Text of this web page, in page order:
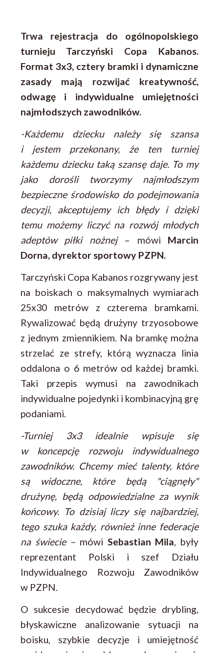
Trwa rejestracja do ogólnopolskiego
turnieju Tarczyński Copa Kabanos.
Format 3x3, cztery bramki i dynamiczne
zasady mają rozwijać kreatywność,
odwagę i indywidualne umiejętności
najmłodszych zawodników.
-Każdemu dziecku należy się szansa
i jestem przekonany, że ten turniej
każdemu dziecku taką szansę daje. To my
jako dorośli tworzymy najmłodszym
bezpieczne środowisko do podejmowania
decyzji, akceptujemy ich błędy i dzięki
temu możemy liczyć na rozwój młodych
adeptów piłki nożnej – mówi Marcin
Dorna, dyrektor sportowy PZPN.
Tarczyński Copa Kabanos rozgrywany jest
na boiskach o maksymalnych wymiarach
25x30 metrów z czterema bramkami.
Rywalizować będą drużyny trzyosobowe
z jednym zmiennikiem. Na bramkę można
strzelać ze strefy, którą wyznacza linia
oddalona o 6 metrów od każdej bramki.
Taki przepis wymusi na zawodnikach
indywidualne pojedynki i kombinacyjną grę
podaniami.
-Turniej 3x3 idealnie wpisuje się
w koncepcję rozwoju indywidualnego
zawodników. Chcemy mieć talenty, które
są widoczne, które będą "ciągnęły"
drużynę, będą odpowiedzialne za wynik
końcowy. To dzisiaj liczy się najbardziej,
tego szuka każdy, również inne federacje
na świecie – mówi Sebastian Mila, były
reprezentant Polski i szef Działu
Indywidualnego Rozwoju Zawodników
w PZPN.
O sukcesie decydować będzie drybling,
błyskawiczne analizowanie sytuacji na
boisku, szybkie decyzje i umiejętność